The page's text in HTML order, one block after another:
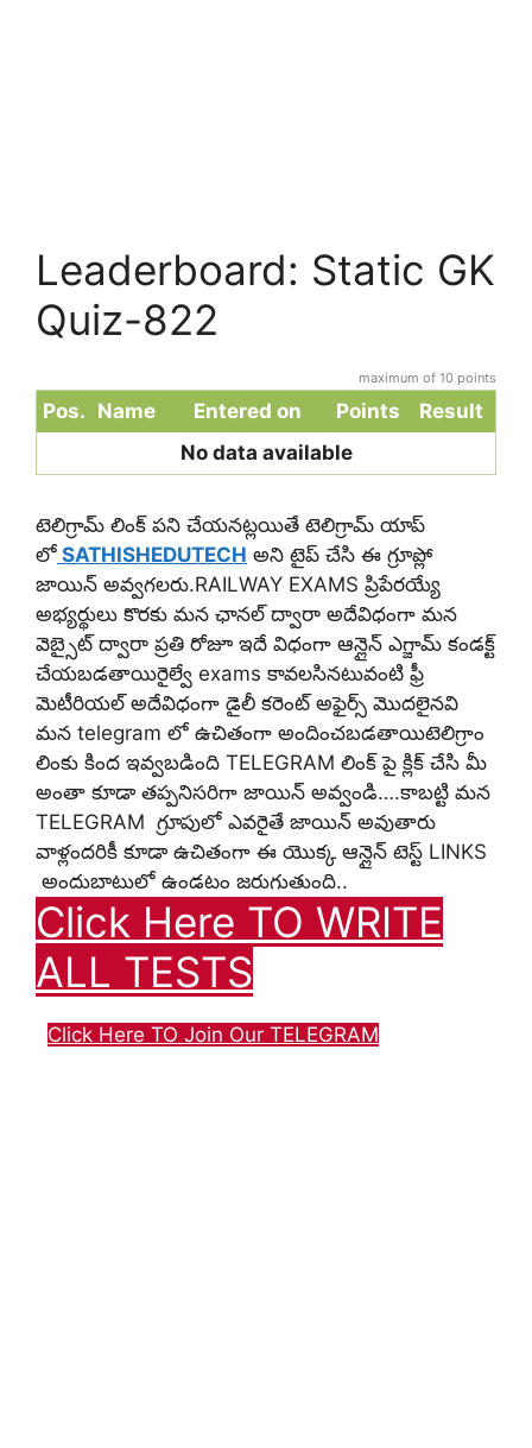
Leaderboard: Static GK
Quiz-822
maximum of 10 points
Pos. Name Entered on Points
Result
No data available
టెలిగ్రామ్ లింక్ పని చేయనట్లయితే టెలిగ్రామ్ యాప్
లో SATHISHEDUTECH అని టైప్ చేసి ఈ గ్రూప్లో
జాయిన్ అవ్వగలరు.RAILWAY EXAMS ప్రిపేరయ్యే
అభ్యర్థులు కొరకు మన ఛానల్ ద్వారా అదేవిధంగా మన
వెబ్సైట్ ద్వారా ప్రతి రోజూ ఇదే విధంగా ఆన్లైన్ ఎగ్జామ్ కండక్ట్
చేయబడతాయిరైల్వే exams కావలసినటువంటి ఫ్రీ
మెటీరియల్ అదేవిధంగా డైలీ కరెంట్ అఫైర్స్ మొదలైనవి
మన telegram లో ఉచితంగా అందించబడతాయిటెలిగ్రాం
లింకు కింద ఇవ్వబడింది TELEGRAM లింక్ పై క్లిక్ చేసి మీ
అంతా కూడా తప్పనిసరిగా జాయిన్ అవ్వండి….కాబట్టి మన
TELEGRAM గ్రూపులో ఎవరైతే జాయిన్ అవుతారు
వాళ్లందరికీ కూడా ఉచితంగా ఈ యొక్క ఆన్లైన్ టెస్ట్ LINKS
అందుబాటులో ఉండటం జరుగుతుంది..
Click Here TO WRITE
ALL TESTS
Click Here TO Join Our TELEGRAM